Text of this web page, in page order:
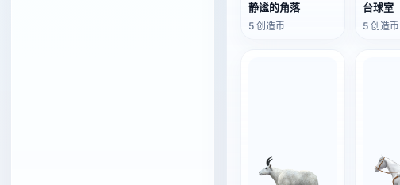
静谧的角落
5 创造币
台球室
5 创造币